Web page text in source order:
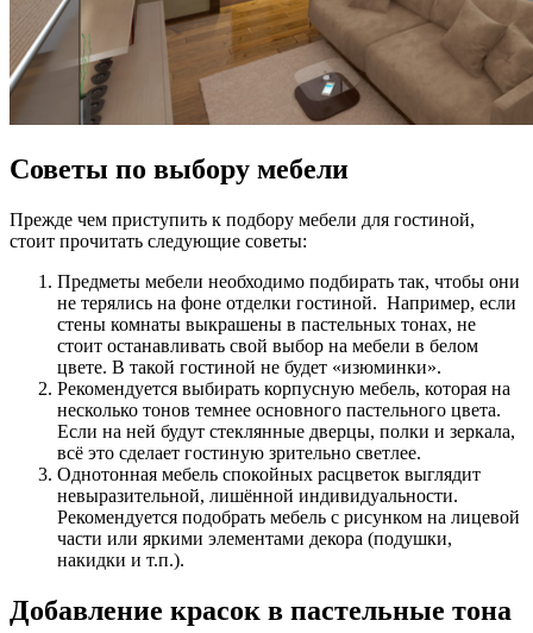
Советы по выбору мебели
Прежде чем приступить к подбору мебели для гостиной,
стоит прочитать следующие советы:
Предметы мебели необходимо подбирать так, чтобы они
не терялись на фоне отделки гостиной. Например, если
стены комнаты выкрашены в пастельных тонах, не
стоит останавливать свой выбор на мебели в белом
цвете. В такой гостиной не будет «изюминки».
Рекомендуется выбирать корпусную мебель, которая на
несколько тонов темнее основного пастельного цвета.
Если на ней будут стеклянные дверцы, полки и зеркала,
всё это сделает гостиную зрительно светлее.
Однотонная мебель спокойных расцветок выглядит
невыразительной, лишённой индивидуальности.
Рекомендуется подобрать мебель с рисунком на лицевой
части или яркими элементами декора (подушки,
накидки и т.п.).
Добавление красок в пастельные тона